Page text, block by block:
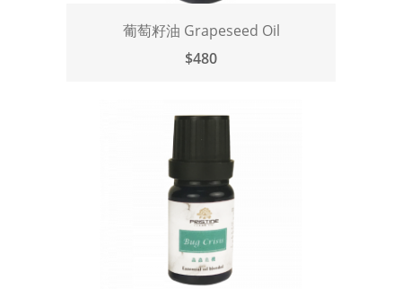
葡萄籽油 Grapeseed Oil
$480